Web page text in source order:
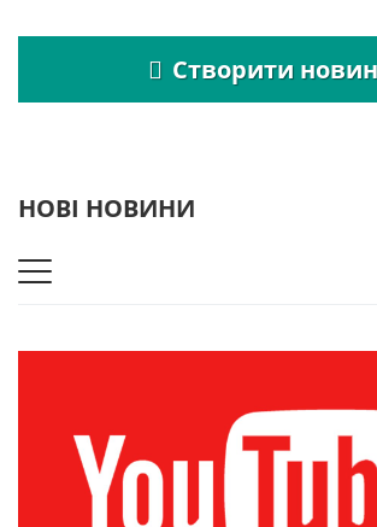
Створити
НОВІ НОВИНИ